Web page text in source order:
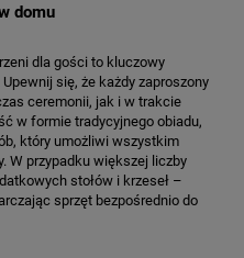
domu
dla gości to kluczowy
się, że każdy zaproszony
ceremonii, jak i w trakcie
w formie tradycyjnego obiadu,
który umożliwi wszystkim
W przypadku większej liczby
stołów i krzeseł –
sprzęt bezpośrednio do